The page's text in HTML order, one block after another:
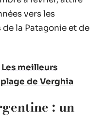
vers les
la Patagonie et de
Les meilleurs
de Verghia
: un